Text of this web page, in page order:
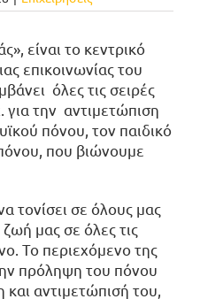
είναι το κεντρικό
επικοινωνίας του
όλες τις σειρές
την αντιμετώπιση
πόνου, τον παιδικό
που βιώνουμε
τονίσει σε όλους μας
μας σε όλες τις
Το περιεχόμενο της
πρόληψη του πόνου
και αντιμετώπισή του,